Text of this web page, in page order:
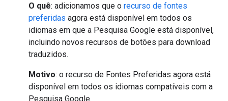
O quê: adicionamos que o recurso de fontes
preferidas agora está disponível em todos os
idiomas em que a Pesquisa Google está disponível,
incluindo novos recursos de botões para download
traduzidos.
Motivo: o recurso de Fontes Preferidas agora está
disponível em todos os idiomas compatíveis com a
Pesquisa Google.